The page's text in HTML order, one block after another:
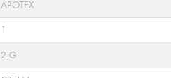
APOTEX
2 G